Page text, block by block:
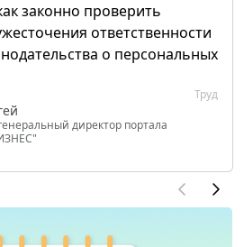
законно проверить
ответственности
о персональных
Труд
директор портала